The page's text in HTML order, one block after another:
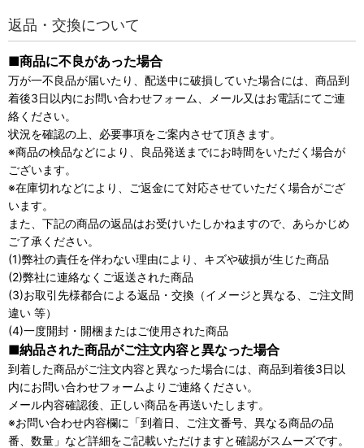
返品・交換について
■商品に不良があった場合
万が一不良品が届いたり、配送中に破損していた場合には、商品到
着後3日以内にお問い合わせフォーム、メール又はお電話にてご連
絡ください。
状況を確認の上、必要事項をご案内させて頂きます。
※商品の検品などにより、良品発送までにお時間をいただく場合が
ございます。
※在庫切れなどにより、ご返金にて対応させていただく場合がござ
います。
また、下記の商品の返品はお受けいたしかねますので、あらかじめ
ご了承ください。
(1)弊社の責任を伴わない理由により、キズや破損が生じた商品
(2)弊社に連絡なくご返送された商品
(3)お取引先様都合による返品・交換（イメージと異なる、ご注文間
違い 等）
(4)一度開封・開梱またはご使用された商品
■納品された商品がご注文内容と異なった場合
到着した商品がご注文内容と異なった場合には、商品到着後3日以
内にお問い合わせフォームよりご連絡ください。
メール内容確認後、正しい商品を再送いたします。
※お問い合わせ内容欄に「到着日、ご注文番号、異なる商品の品
番、数量」など詳細をご記載いただけますと確認がスムーズです。